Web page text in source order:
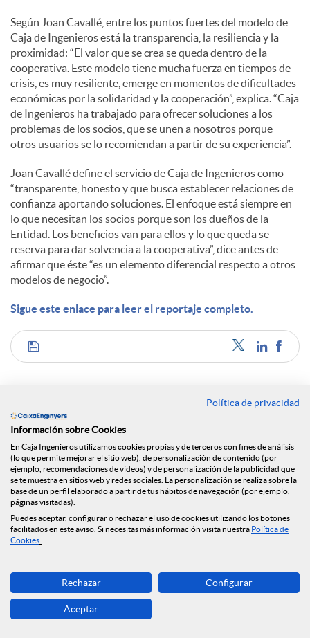
Según Joan Cavallé, entre los puntos fuertes del modelo de
Caja de Ingenieros está la transparencia, la resiliencia y la
proximidad: “El valor que se crea se queda dentro de la
cooperativa. Este modelo tiene mucha fuerza en tiempos de
crisis, es muy resiliente, emerge en momentos de dificultades
económicas por la solidaridad y la cooperación”, explica. “Caja
de Ingenieros ha trabajado para ofrecer soluciones a los
problemas de los socios, que se unen a nosotros porque
otros usuarios se lo recomiendan a partir de su experiencia”.
Joan Cavallé define el servicio de Caja de Ingenieros como
“transparente, honesto y que busca establecer relaciones de
confianza aportando soluciones. El enfoque está siempre en
lo que necesitan los socios porque son los dueños de la
Entidad. Los beneficios van para ellos y lo que queda se
reserva para dar solvencia a la cooperativa”, dice antes de
afirmar que éste “es un elemento diferencial respecto a otros
modelos de negocio”.
Sigue este enlace para leer el reportaje completo.
C
o
m
p
a
r
Noticias relacionadas
NEWS & YOU n.º 12
Caja Ingenieros continúa ampliando su red de
oficinas y llega a Reus
estabilidad económica
Caja Ingenieros prevé una segunda mitad de 2026
marcada por la volatilidad geopolítica y la
Política de privacidad
Información sobre Cookies
En Caja Ingenieros utilizamos cookies propias y de terceros con fines de análisis
(lo que permite mejorar el sitio web), de personalización de contenido (por
ejemplo, recomendaciones de vídeos) y de personalización de la publicidad que
se te muestra en sitios web y redes sociales. La personalización se realiza sobre la
base de un perfil elaborado a partir de tus hábitos de navegación (por ejemplo,
páginas visitadas).
Puedes aceptar, configurar o rechazar el uso de cookies utilizando los botones
facilitados en este aviso. Si necesitas más información visita nuestra Política de
Cookies
Rechazar Configurar
Aceptar